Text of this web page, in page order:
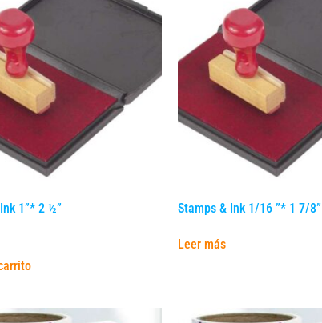
1”* 2 ½” Stamps & Ink 1/16 ”* 1 7/8”
Leer más